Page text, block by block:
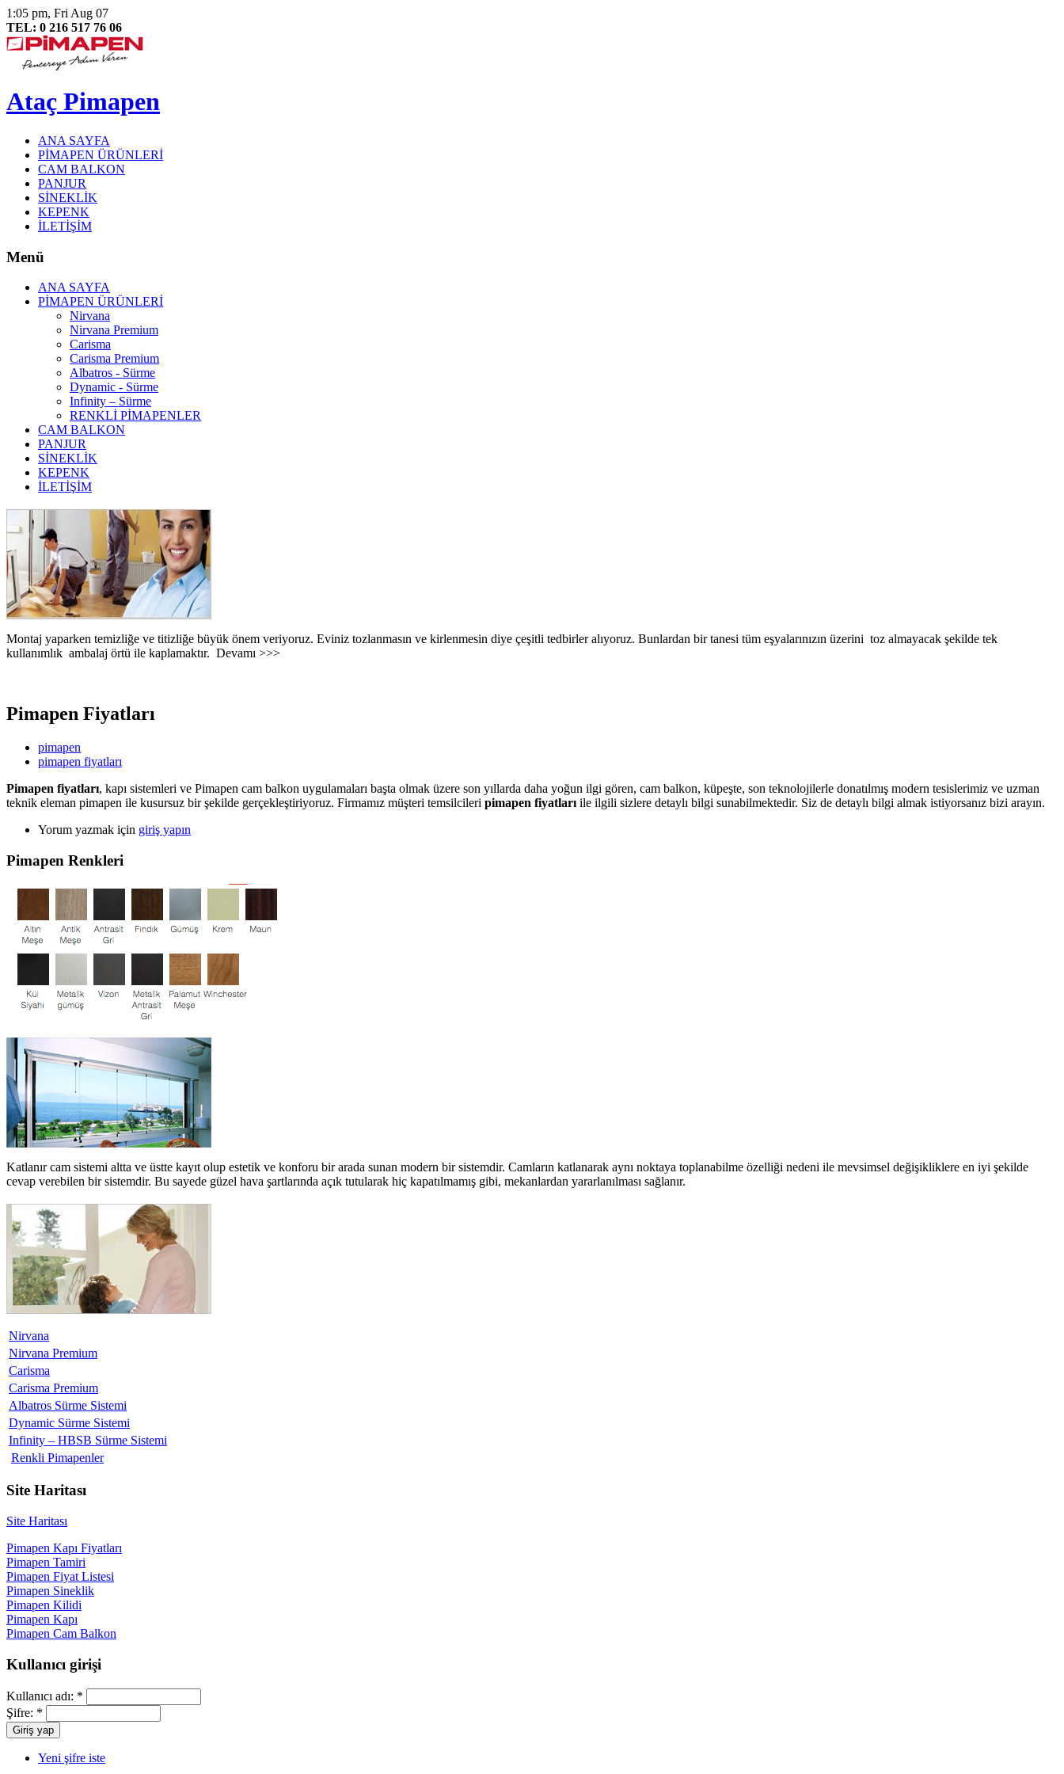
1:05 pm, Fri Aug 07
TEL: 0 216 517 76 06
Ataç Pimapen
ANA SAYFA
PİMAPEN ÜRÜNLERİ
CAM BALKON
PANJUR
SİNEKLİK
KEPENK
İLETİŞİM
Menü
ANA SAYFA
PİMAPEN ÜRÜNLERİ
Nirvana
Nirvana Premium
Carisma
Carisma Premium
Albatros - Sürme
Dynamic - Sürme
Infinity – Sürme
RENKLİ PİMAPENLER
CAM BALKON
PANJUR
SİNEKLİK
KEPENK
İLETİŞİM
Montaj yaparken temizliğe ve titizliğe büyük önem veriyoruz. Eviniz tozlanmasın ve kirlenmesin diye çeşitli tedbirler alıyoruz. Bunlardan bir tanesi tüm eşyalarınızın üzerini toz almayacak şekilde tek
kullanımlık ambalaj örtü ile kaplamaktır. Devamı >>>
Pimapen Fiyatları
pimapen
pimapen fiyatları
Pimapen fiyatları, kapı sistemleri ve Pimapen cam balkon uygulamaları başta olmak üzere son yıllarda daha yoğun ilgi gören, cam balkon, küpeşte, son teknolojilerle donatılmış modern tesislerimiz ve uzman
teknik eleman pimapen ile kusursuz bir şekilde gerçekleştiriyoruz. Firmamız müşteri temsilcileri pimapen fiyatları ile ilgili sizlere detaylı bilgi sunabilmektedir. Siz de detaylı bilgi almak istiyorsanız bizi arayın.
Yorum yazmak için giriş yapın
Pimapen Renkleri
Katlanır cam sistemi altta ve üstte kayıt olup estetik ve konforu bir arada sunan modern bir sistemdir. Camların katlanarak aynı noktaya toplanabilme özelliği nedeni ile mevsimsel değişikliklere en iyi şekilde
cevap verebilen bir sistemdir. Bu sayede güzel hava şartlarında açık tutularak hiç kapatılmamış gibi, mekanlardan yararlanılması sağlanır.
Nirvana
Nirvana Premium
Carisma
Carisma Premium
Albatros Sürme Sistemi
Dynamic Sürme Sistemi
Infinity – HBSB Sürme Sistemi
Renkli Pimapenler
Site Haritası
Site Haritası
Pimapen Kapı Fiyatları
Pimapen Tamiri
Pimapen Fiyat Listesi
Pimapen Sineklik
Pimapen Kilidi
Pimapen Kapı
Pimapen Cam Balkon
Kullanıcı girişi
Kullanıcı adı: *
Şifre: *
Yeni şifre iste